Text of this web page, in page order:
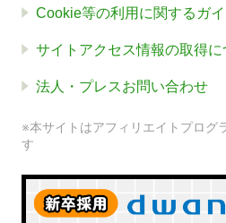
Cookie等の利用に関するガ
サイトアクセス情報の取得に
法人・プレスお問い合わせ
※本サイトはアフィリエイトプログ
す